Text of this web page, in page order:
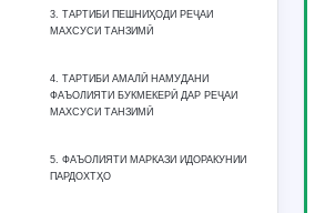
3. ТАРТИБИ ПЕШНИҲОДИ РЕҶАИ
МАХСУСИ ТАНЗИМӢ
4. ТАРТИБИ АМАЛӢ НАМУДАНИ
ФАЪОЛИЯТИ БУКМЕКЕРӢ ДАР РЕҶАИ
МАХСУСИ ТАНЗИМӢ
5. ФАЪОЛИЯТИ МАРКАЗИ ИДОРАКУНИИ
ПАРДОХТҲО